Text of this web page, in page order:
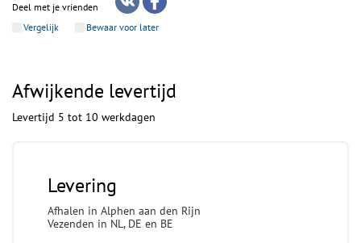
Deel met je vrienden
Vergelijk
Bewaar voor later
Afwijkende levertijd
Levertijd 5 tot 10 werkdagen
Levering
Afhalen in Alphen aan den Rijn
Vezenden in NL, DE en BE